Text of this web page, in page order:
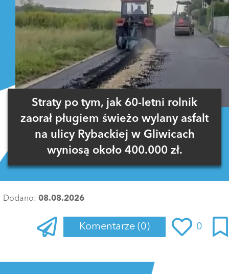
Straty po tym, jak 60-letni rolnik
zaorał pługiem świeżo wylany asfalt
na ulicy Rybackiej w Gliwicach
wyniosą około 400.000 zł.
Dodano: 08.08.2026
Komentarze (0) 0